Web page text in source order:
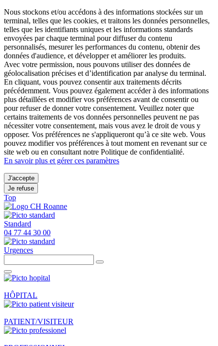
Nous stockons et/ou accédons à des informations stockées sur un
terminal, telles que les cookies, et traitons les données personnelles,
telles que les identifiants uniques et les informations standards
envoyées par chaque terminal pour diffuser du contenu
personnalisés, mesurer les performances du contenu, obtenir des
données d'audience, et développer et améliorer les produits.
Avec votre permission, nous pouvons utiliser des données de
géolocalisation précises et d’identification par analyse du terminal.
En cliquant, vous pouvez consentir aux traitements décrits
précédemment. Vous pouvez également accéder à des informations
plus détaillées et modifier vos préférences avant de consentir ou
pour refuser de donner votre consentement. Veuillez noter que
certains traitements de vos données personnelles peuvent ne pas
nécessiter votre consentement, mais vous avez le droit de vous y
opposer. Vos préférences ne s'appliqueront qu’à ce site web. Vous
pouvez modifier vos préférences à tout moment en revenant sur ce
site web ou en consultant notre Politique de confidentialité.
En savoir plus et gérer ces paramètres
J'accepte
Je refuse
Top
Standard
04 77 44 30 00
Urgences
HÔPITAL
PATIENT/VISITEUR